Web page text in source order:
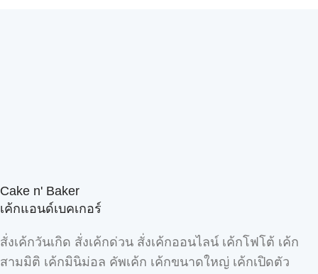
Cake n' Baker
เค้กแอนด์เบคเกอร์
สั่งเค้กวันเกิด สั่งเค้กด่วน สั่งเค้กออนไลน์ เค้กโฟโต้ เค้ก
สามมิติ เค้กมินิม่อล คัพเค้ก เค้กขนาดใหญ่ เค้กเปิดตัว